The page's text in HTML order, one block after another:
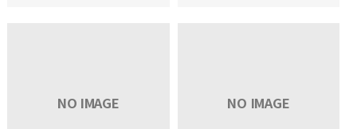
NO IMAGE NO IMAGE